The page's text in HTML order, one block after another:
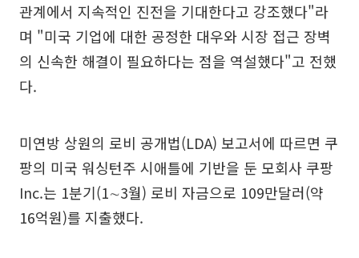
관계에서 지속적인 진전을 기대한다고 강조했다"라
며 "미국 기업에 대한 공정한 대우와 시장 접근 장벽
의 신속한 해결이 필요하다는 점을 역설했다"고 전했
다.
미연방 상원의 로비 공개법(LDA) 보고서에 따르면 쿠
팡의 미국 워싱턴주 시애틀에 기반을 둔 모회사 쿠팡
Inc.는 1분기(1∼3월) 로비 자금으로 109만달러(약
16억원)를 지출했다.